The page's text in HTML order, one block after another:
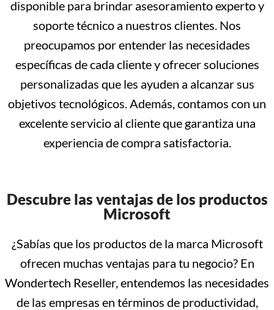
disponible para brindar asesoramiento experto y
soporte técnico a nuestros clientes. Nos
preocupamos por entender las necesidades
específicas de cada cliente y ofrecer soluciones
personalizadas que les ayuden a alcanzar sus
objetivos tecnológicos. Además, contamos con un
excelente servicio al cliente que garantiza una
experiencia de compra satisfactoria.
Descubre las ventajas de los productos
Microsoft
¿Sabías que los productos de la marca Microsoft
ofrecen muchas ventajas para tu negocio? En
Wondertech Reseller, entendemos las necesidades
de las empresas en términos de productividad,